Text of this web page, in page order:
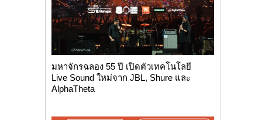
มหาจักรฉลอง 55 ปี เปิดตัวเทคโนโลยี
Live Sound ใหม่จาก JBL, Shure และ
AlphaTheta